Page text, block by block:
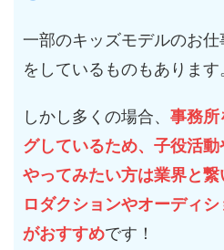
一部のキッズモデルのお
をしているものもあります
しかし多くの場合、 事務所
グしているため、子役活
やってみたい方は業界と
ロダクションやオーディ
がおすすめです！